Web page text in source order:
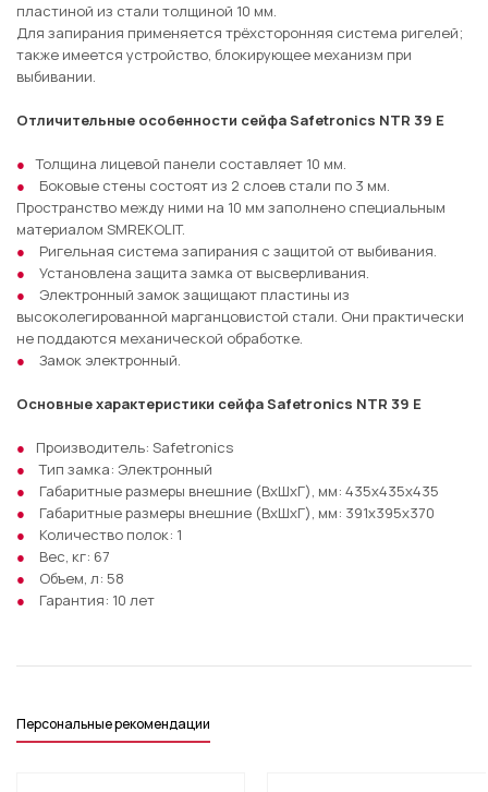
пластиной из стали толщиной 10 мм.
Для запирания применяется трёхсторонняя система ригелей;
также имеется устройство, блокирующее механизм при
выбивании.
Отличительные особенности сейфа Safetronics NTR 39 E
Толщина лицевой панели составляет 10 мм.
Боковые стены состоят из 2 слоев стали по 3 мм.
Пространство между ними на 10 мм заполнено специальным
материалом SMREKOLIT.
Ригельная система запирания с защитой от выбивания.
Установлена защита замка от высверливания.
Электронный замок защищают пластины из
высоколегированной марганцовистой стали. Они практически
не поддаются механической обработке.
Замок электронный.
Основные характеристики сейфа Safetronics NTR 39 E
Производитель: Safetronics
Тип замка: Электронный
Габаритные размеры внешние (ВхШхГ), мм: 435х435х435
Габаритные размеры внешние (ВхШхГ), мм: 391х395х370
Количество полок: 1
Вес, кг: 67
Объем, л: 58
Гарантия: 10 лет
Персональные рекомендации